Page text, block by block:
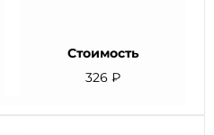
Стоимость
326 ₽